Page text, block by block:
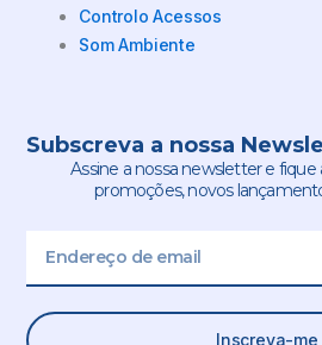
Controlo Acessos
Som Ambiente
Subscreva a nossa
Assine a nossa newsletter e fique
promoções, novos
Inscreva-me